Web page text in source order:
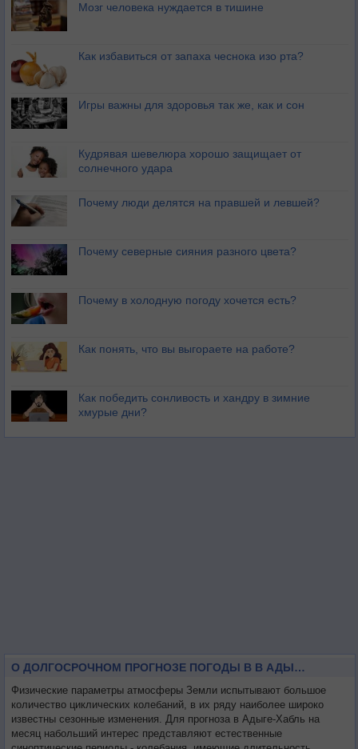
Мозг человека нуждается в тишине
Как избавиться от запаха чеснока изо рта?
Игры важны для здоровья так же, как и сон
Кудрявая шевелюра хорошо защищает от
солнечного удара
Почему люди делятся на правшей и левшей?
Почему северные сияния разного цвета?
Почему в холодную погоду хочется есть?
Как понять, что вы выгораете на работе?
Как победить сонливость и хандру в зимние
хмурые дни?
О ДОЛГОСРОЧНОМ ПРОГНОЗЕ ПОГОДЫ В В АДЫГЕ-ХАБЛЬ НА МЕСЯЦ
Физические параметры атмосферы Земли испытывают большое
количество циклических колебаний, в их ряду наиболее широко
известны сезонные изменения. Для прогноза в Адыге-Хабль на
месяц набольший интерес представляют естественные